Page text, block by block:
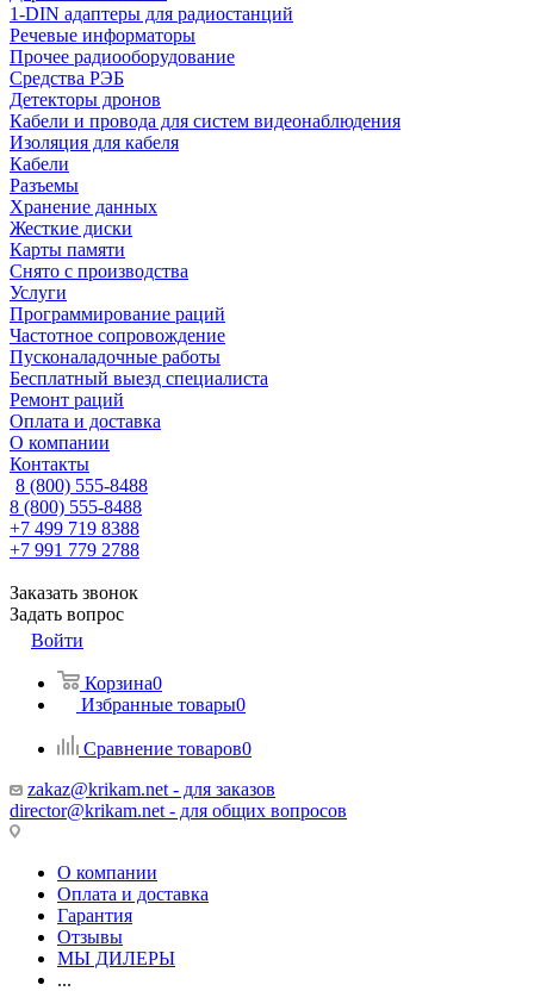
1-DIN адаптеры для радиостанций
Речевые информаторы
Прочее радиооборудование
Средства РЭБ
Детекторы дронов
Кабели и провода для систем видеонаблюдения
Изоляция для кабеля
Кабели
Разъемы
Хранение данных
Жесткие диски
Карты памяти
Снято с производства
Услуги
Программирование раций
Частотное сопровождение
Пусконаладочные работы
Бесплатный выезд специалиста
Ремонт раций
Оплата и доставка
О компании
Контакты
8 (800) 555-8488
8 (800) 555-8488
+7 499 719 8388
+7 991 779 2788
Заказать звонок
Задать вопрос
Войти
Корзина0
Избранные товары0
Сравнение товаров0
zakaz@krikam.net - для заказов
director@krikam.net - для общих вопросов
О компании
Оплата и доставка
Гарантия
Отзывы
МЫ ДИЛЕРЫ
...